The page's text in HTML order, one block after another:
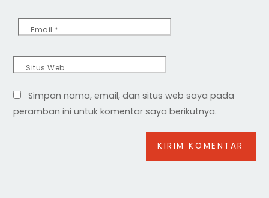
Email *
Situs Web
Simpan nama, email, dan situs web saya pada
peramban ini untuk komentar saya berikutnya.